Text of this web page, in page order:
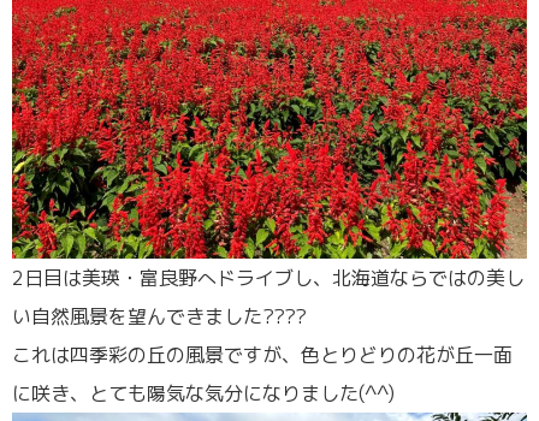
2日目は美瑛・富良野へドライブし、北海道ならではの美し
い自然風景を望んできました????
これは四季彩の丘の風景ですが、色とりどりの花が丘一面
に咲き、とても陽気な気分になりました(^^)